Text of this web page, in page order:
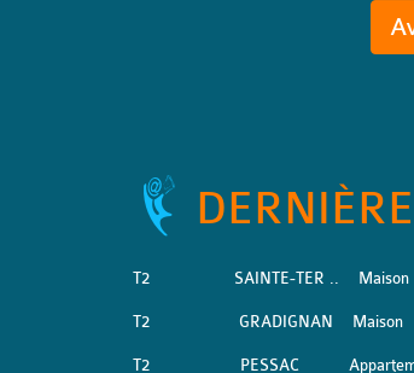
T2 SAINTE-TER .. Maison
T2 GRADIGNAN Maison
T2 PESSAC